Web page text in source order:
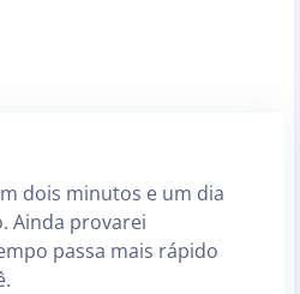
dois minutos e um dia
Ainda provarei
passa mais rápido